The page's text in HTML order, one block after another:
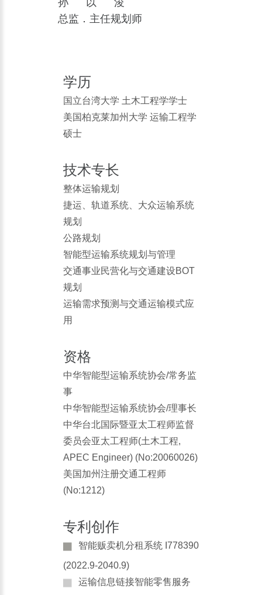
总监．主任规划师
学历
国立台湾大学 土木工程学学士
美国柏克莱加州大学 运输工程学
硕士
技术专长
整体运输规划
捷运、轨道系统、大众运输系统
规划
公路规划
智能型运输系统规划与管理
交通事业民营化与交通建设BOT
规划
运输需求预测与交通运输模式应
用
资格
中华智能型运输系统协会/常务监
事
中华智能型运输系统协会/理事长
中华台北国际暨亚太工程师监督
委员会亚太工程师(土木工程,
APEC Engineer) (No:20060026)
美国加州注册交通工程师
(No:1212)
专利创作
智能贩卖机分租系统 I778390
(2022.9-2040.9)
运输信息链接智能零售服务